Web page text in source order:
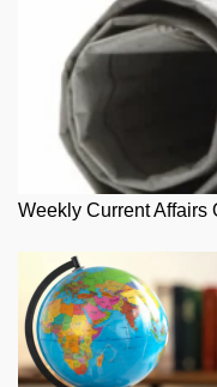
Weekly Current Affairs